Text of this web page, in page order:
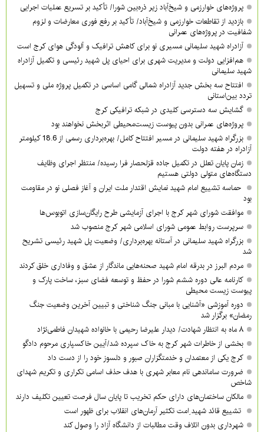
پروژه‌های خوارزمی و شیخ‌آباد زیر ذره‌بین شورا/ تأکید بر تسریع عملیات اجرایی
بازدید از تقاطعات خوارزمی و شیخ‌آباد/ تأکید بر رفع فوری معارضات و لزوم
شفافیت در پروژه‌های عمرانی
آزادراه شهید سلیمانی مسیری نو برای کاهش ترافیک و آلودگی هوای کرج است
هم‌افزایی دولت و مدیریت شهری برای احیای پل شهید رئیسی و تکمیل آزادراه
شهید سلیمانی
افتتاح سه بخش جدید آزادراه شمالی گامی اساسی در تکمیل پروژه ملی و تسهیل
تردد بین‌استانی
گشایش سه دسترسی کلیدی در شبکه ترافیکی کرج
پروژه‌های عمرانی بدون پیوست زیست‌محیطی اثربخش نخواهند بود
بزرگراه شهید سلیمانی در مسیر افتتاح کامل/ بهره‌برداری رسمی از 18.6 کیلومتر
آزادراه در هفته دولت
زمان پایان تعلل در تکمیل جاده قزلحصار فرا رسیده/ منتظر اجرای وظایف
دستگاه‌های متولی دولتی هستیم
حماسه تشییع امام شهید نمایش اقتدار ملت ایران و آغاز فصلی نو در مقاومت
بود
موافقت شورای شهر کرج با اجرای آزمایشی طرح رایگان‌سازی اتوبوس‌ها
سرپرست روابط عمومی شورای اسلامی شهر کرج منصوب شد
بزرگراه شهید سلیمانی در آستانه بهره‌برداری/ وضعیت پل شهید رئیسی تشریح
شد
مردم البرز در بدرقه امام شهید صحنه‌هایی ماندگار از عشق و وفاداری خلق کردند
کارنامه عالی دوره ششم شورا در حفظ و توسعه فضای سبز، ساخت پارک و
پیوست زیست محیطی
دوره آموزشی «آشنایی با مبانی جنگ شناختی و تبیین آخرین وضعیت جنگ
رمضان» برگزار شد
۸ ماه به انتظار شهادت/ دیدار علیرضا رحیمی با خانواده شهیدان فاطمی‌نژاد
بخشی از خاطرات شهر کرج به خاک سپرده شد/آیین خاکسپاری مرحوم دادگو
کرج یکی از معتمدان و خدمتگزاران صبور و دلسوز خود را از دست داد
ضرورت ساماندهی نام‌ معابر شهری با هدف حذف اسامی تکراری و تکریم شهدای
شاخص
مالکان ساختمان‌های دارای حکم تخریب تا پایان سال فرصت تعیین تکلیف دارند
تشییع قائد شهید ِامت تکثیر آرمان‌های انقلاب برای ظهور است
شهرداری بدون اتلاف وقت مطالبات از دانشگاه آزاد را وصول کند